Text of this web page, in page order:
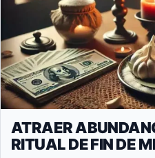
ATRAER
RITUAL DE FIN DE